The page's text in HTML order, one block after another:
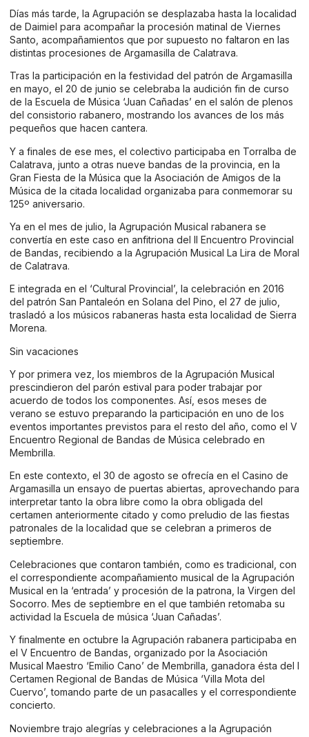
Días más tarde, la Agrupación se desplazaba hasta la localidad
de Daimiel para acompañar la procesión matinal de Viernes
Santo, acompañamientos que por supuesto no faltaron en las
distintas procesiones de Argamasilla de Calatrava.
Tras la participación en la festividad del patrón de Argamasilla
en mayo, el 20 de junio se celebraba la audición fin de curso
de la Escuela de Música ‘Juan Cañadas’ en el salón de plenos
del consistorio rabanero, mostrando los avances de los más
pequeños que hacen cantera.
Y a finales de ese mes, el colectivo participaba en Torralba de
Calatrava, junto a otras nueve bandas de la provincia, en la
Gran Fiesta de la Música que la Asociación de Amigos de la
Música de la citada localidad organizaba para conmemorar su
125º aniversario.
Ya en el mes de julio, la Agrupación Musical rabanera se
convertía en este caso en anfitriona del II Encuentro Provincial
de Bandas, recibiendo a la Agrupación Musical La Lira de Moral
de Calatrava.
E integrada en el ‘Cultural Provincial’, la celebración en 2016
del patrón San Pantaleón en Solana del Pino, el 27 de julio,
trasladó a los músicos rabaneras hasta esta localidad de Sierra
Morena.
Sin vacaciones
Y por primera vez, los miembros de la Agrupación Musical
prescindieron del parón estival para poder trabajar por
acuerdo de todos los componentes. Así, esos meses de
verano se estuvo preparando la participación en uno de los
eventos importantes previstos para el resto del año, como el V
Encuentro Regional de Bandas de Música celebrado en
Membrilla.
En este contexto, el 30 de agosto se ofrecía en el Casino de
Argamasilla un ensayo de puertas abiertas, aprovechando para
interpretar tanto la obra libre como la obra obligada del
certamen anteriormente citado y como preludio de las fiestas
patronales de la localidad que se celebran a primeros de
septiembre.
Celebraciones que contaron también, como es tradicional, con
el correspondiente acompañamiento musical de la Agrupación
Musical en la ‘entrada’ y procesión de la patrona, la Virgen del
Socorro. Mes de septiembre en el que también retomaba su
actividad la Escuela de música ‘Juan Cañadas’.
Y finalmente en octubre la Agrupación rabanera participaba en
el V Encuentro de Bandas, organizado por la Asociación
Musical Maestro ‘Emilio Cano’ de Membrilla, ganadora ésta del I
Certamen Regional de Bandas de Música ‘Villa Mota del
Cuervo’, tomando parte de un pasacalles y el correspondiente
concierto.
Noviembre trajo alegrías y celebraciones a la Agrupación